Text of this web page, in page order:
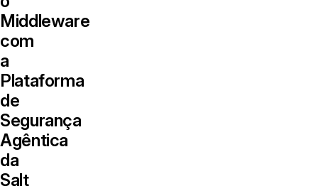
Middleware
com
a
Plataforma
de
Segurança
Agêntica
da
Salt